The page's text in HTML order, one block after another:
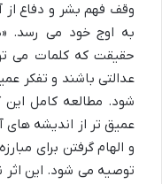
وقف فهم بشر و دفاع از
به اوج خود می رسد.
حقیقت که کلمات می
عدالتی باشند و تفکر
شود. مطالعه کامل
عمیق تر از اندیشه های
و الهام گرفتن برای
توصیه می شود. این اثر